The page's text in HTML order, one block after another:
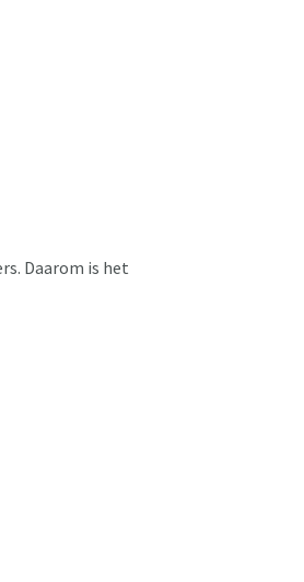
Daarom is het